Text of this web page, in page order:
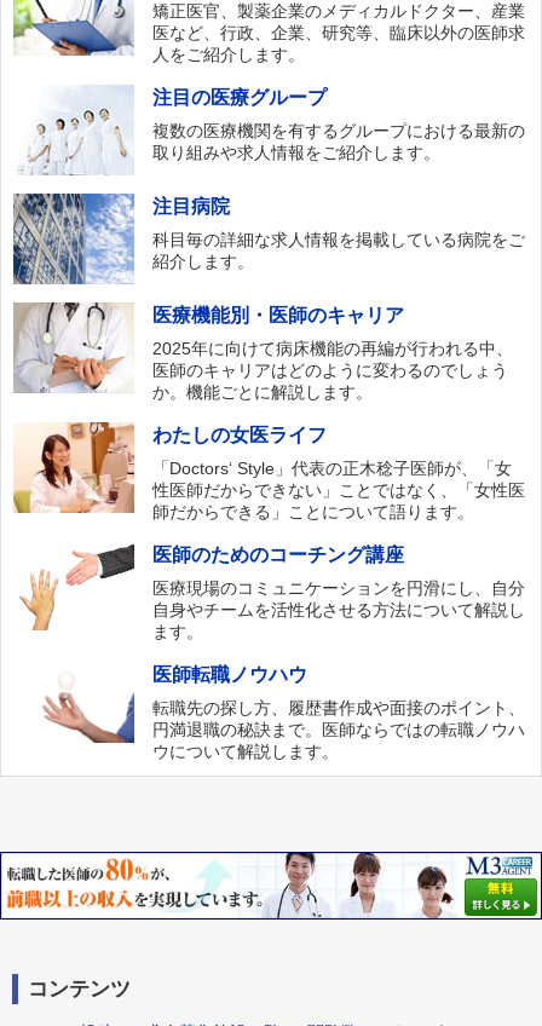
矯正医官、製薬企業のメディカルドクター、産業
医など、行政、企業、研究等、臨床以外の医師求
人をご紹介します。
注目の医療グループ
複数の医療機関を有するグループにおける最新の
取り組みや求人情報をご紹介します。
注目病院
科目毎の詳細な求人情報を掲載している病院をご
紹介します。
医療機能別・医師のキャリア
2025年に向けて病床機能の再編が行われる中、
医師のキャリアはどのように変わるのでしょう
か。機能ごとに解説します。
わたしの女医ライフ
「Doctors‘ Style」代表の正木稔子医師が、「女
性医師だからできない」ことではなく、「女性医
師だからできる」ことについて語ります。
医師のためのコーチング講座
医療現場のコミュニケーションを円滑にし、自分
自身やチームを活性化させる方法について解説し
ます。
医師転職ノウハウ
転職先の探し方、履歴書作成や面接のポイント、
円満退職の秘訣まで。医師ならではの転職ノウハ
ウについて解説します。
コンテンツ